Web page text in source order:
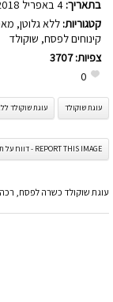
בתאריך:
קטגוריות: ללא גלוטן,
קינוחים לפסח, שוקולד
צפיות:3707
0
עוגת שוקולד עוגת שוקולד
REPORT THIS IMAGE - דווח על תמונה זו
עוגת שוקולד כשרה לפסח,